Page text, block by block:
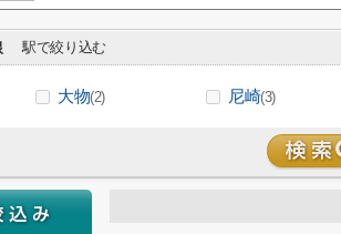
駅で絞り込む
大物(2) 尼崎(3)